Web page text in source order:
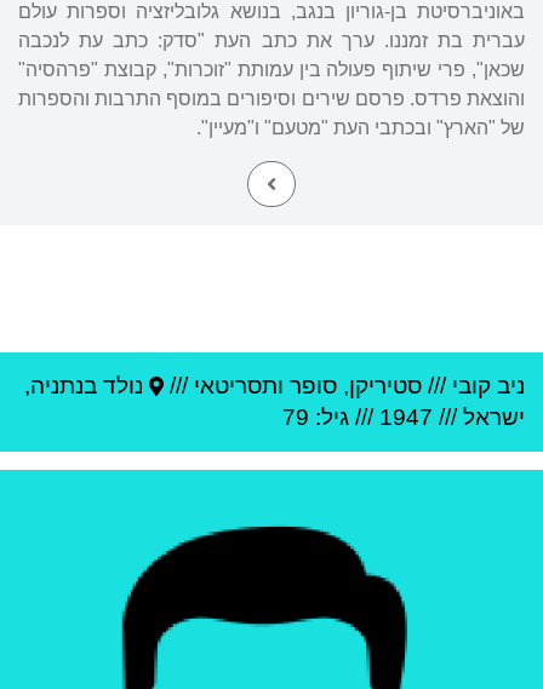
באוניברסיטת בן-גוריון בנגב, בנושא גלובליזציה וספרות עולם
עברית בת זמננו. ערך את כתב העת "סדק: כתב עת לנכבה
שכאן", פרי שיתוף פעולה בין עמותת "זוכרות", קבוצת "פרהסיה"
והוצאת פרדס. פרסם שירים וסיפורים במוסף התרבות והספרות
של "הארץ" ובכתבי העת "מטעם" ו"מעיין".
ניב קובי /// סטיריקן, סופר ותסריטאי /// נולד בנתניה,
ישראל///
1947 /// גיל: 79